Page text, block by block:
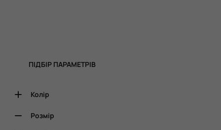
ПІДБІР ПАРАМЕТРІВ
Колір
Розмір